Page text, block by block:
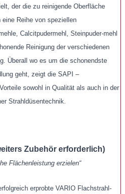
der die zu reinigende Oberfläche
Reihe von speziellen
Calcitpudermehl, Steinpuder-mehl
Reinigung der verschiedenen
Überall wo es um die schonendste
geht, zeigt die SAPI –
sowohl in Qualität als auch in der
Strahldüsentechnik.
Zubehör erforderlich)
Flächenleistung erzielen“
erprobte VARIO Flachstrahl-